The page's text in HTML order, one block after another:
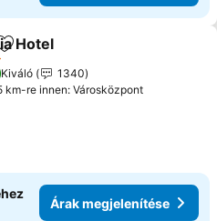
Hozzáadás a kedvencekhez
Hotel
Kiváló
1340
km-re innen: Városközpont
Árak megjelenítése